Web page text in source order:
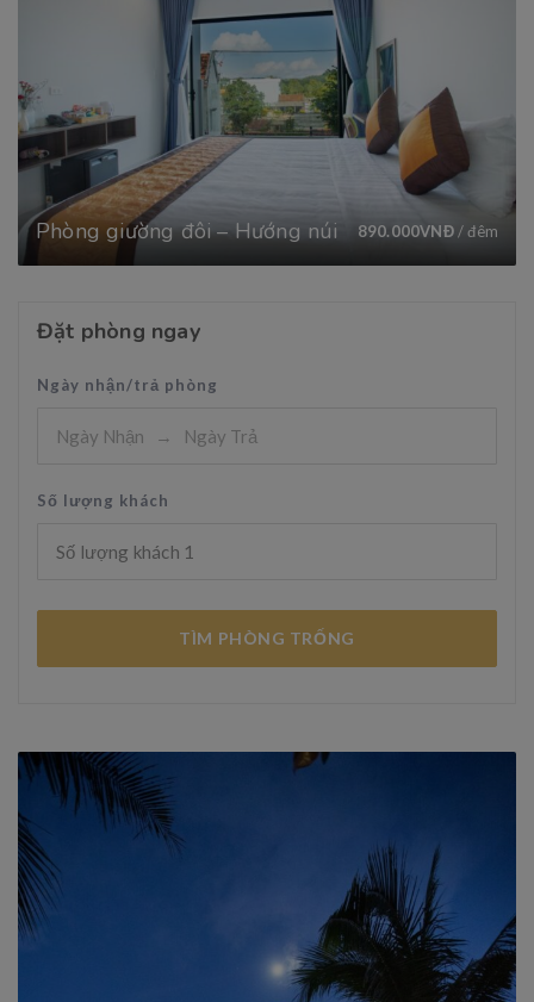
Phòng giường đôi – Hướng núi 890.000VNĐ/ đêm
Đặt phòng ngay
Ngày nhận/trả phòng
Số lượng khách
Số lượng khách 1
TÌM PHÒNG TRỐNG